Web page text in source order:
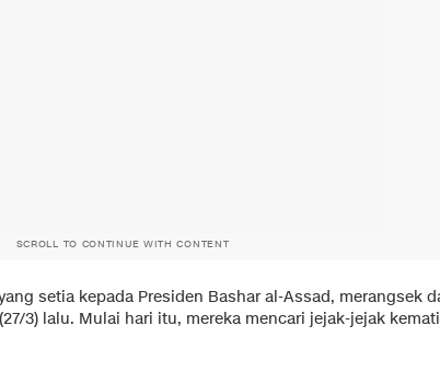
SCROLL TO CONTINUE WITH CONTENT
setia kepada Presiden Bashar al-Assad, merangsek
3) lalu. Mulai hari itu, mereka mencari jejak-jejak